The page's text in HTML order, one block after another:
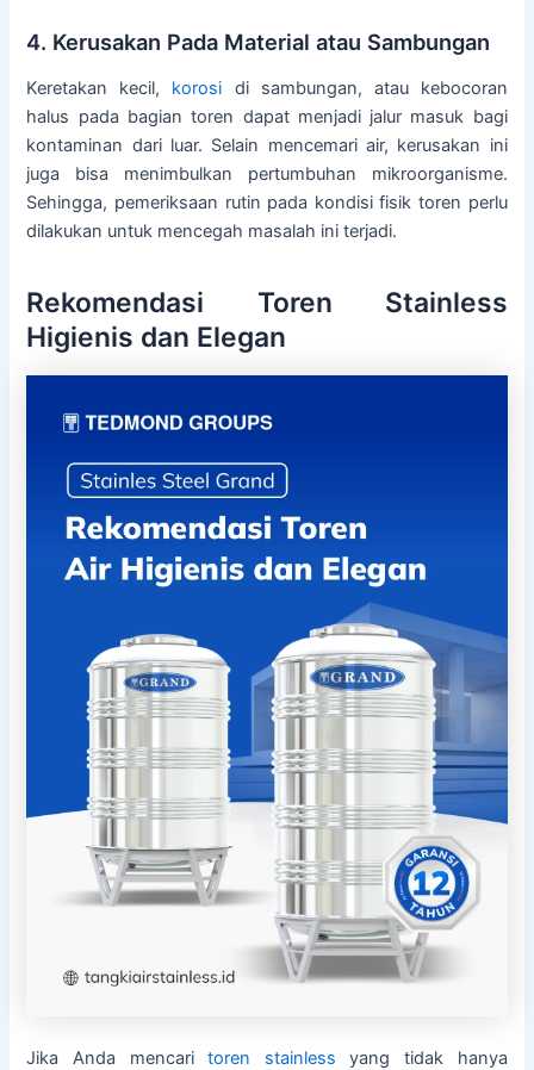
4. Kerusakan Pada Material atau Sambungan
Keretakan kecil, korosi di sambungan, atau kebocoran
halus pada bagian toren dapat menjadi jalur masuk bagi
kontaminan dari luar. Selain mencemari air, kerusakan ini
juga bisa menimbulkan pertumbuhan mikroorganisme.
Sehingga, pemeriksaan rutin pada kondisi fisik toren perlu
dilakukan untuk mencegah masalah ini terjadi.
Rekomendasi Toren Stainless
Higienis dan Elegan
Jika Anda mencaritoren stainless yang tidak hanya